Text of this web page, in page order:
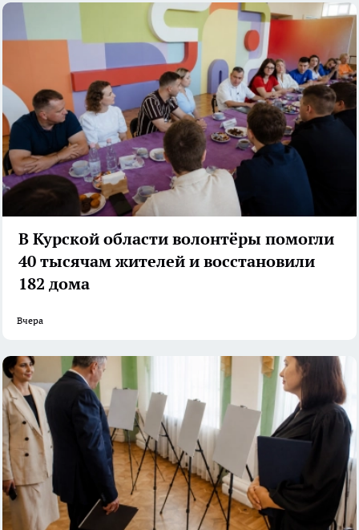
В Курской области волонтёры помогли
40 тысячам жителей и восстановили
182 дома
Вчера